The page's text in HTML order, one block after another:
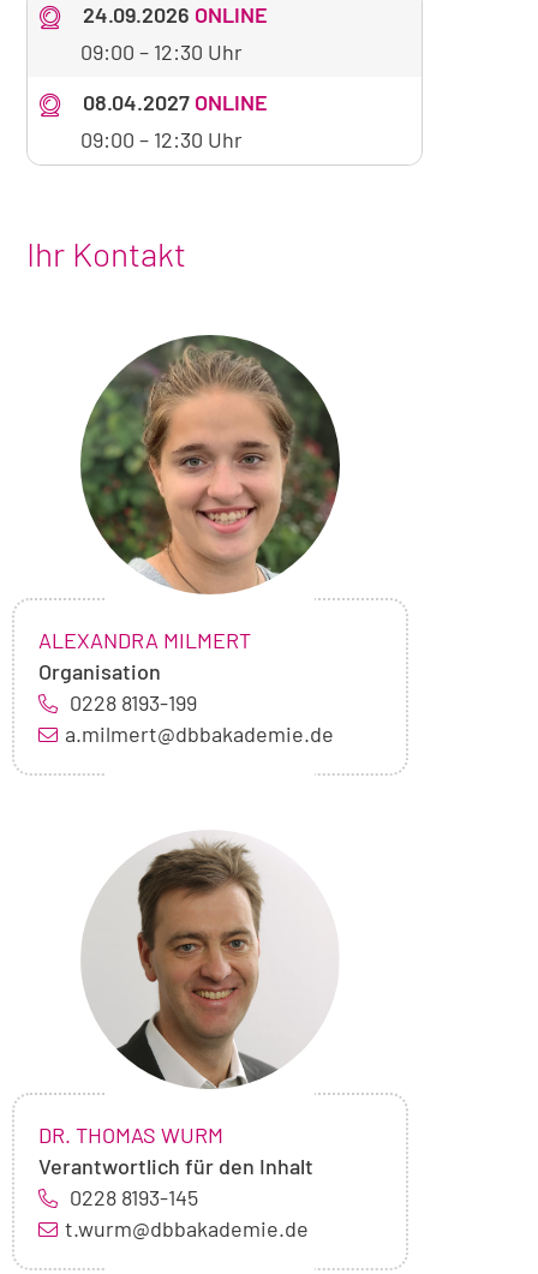
24.09.2026 ONLINE
09:00– 12:30 Uhr
08.04.2027 ONLINE
09:00– 12:30 Uhr
Ihr Kontakt
Foto
von
Alexandra
Milmert
NAME:
ALEXANDRA MILMERT,
Organisation
0228 8193-199
a.milmert@dbbakademie.de
Foto
von
Dr.
Thomas
Wurm
NAME:
DR. THOMAS WURM
Verantwortlich für den Inhalt
0228 8193-145
t.wurm@dbbakademie.de